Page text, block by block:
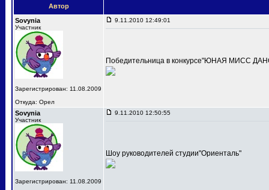
Автор
Sovynia
Участник
Зарегистрирован: 11.08.2009
Откуда: Орел
9.11.2010 12:49:01
Победительница в конкурсе"ЮНАЯ МИСС
Sovynia
Участник
Зарегистрирован: 11.08.2009
9.11.2010 12:50:55
Шоу руководителей студии"Ориенталь"